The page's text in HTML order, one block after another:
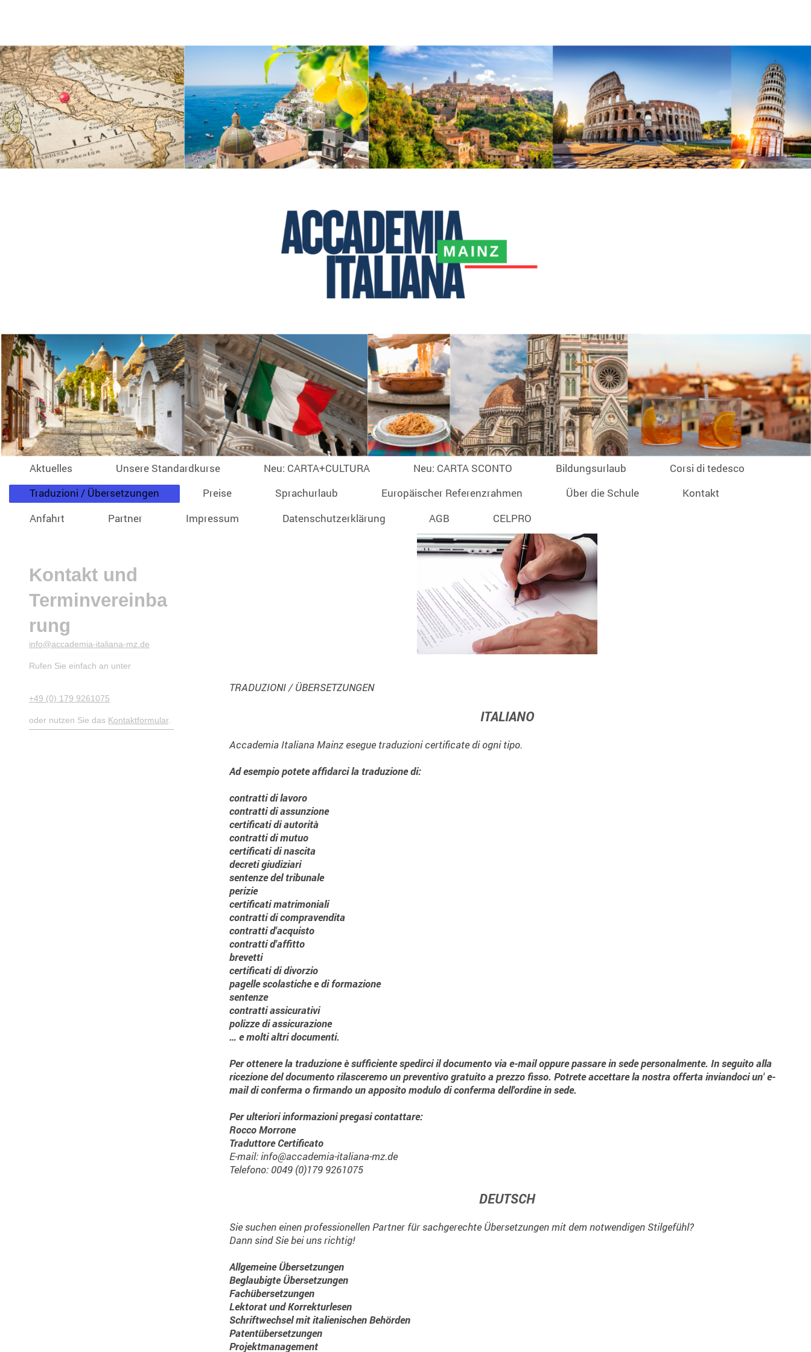
Aktuelles Unsere Standardkurse Neu: CARTA+CULTURA Neu: CARTA SCONTO Bildungsurlaub
Corsi di tedesco
Traduzioni / Übersetzungen
Preise Sprachurlaub Europäischer Referenzrahmen Über die Schule
Kontakt
Anfahrt
Partner Impressum Datenschutzerklärung AGB CELPRO
TRADUZIONI / ÜBERSETZUNGEN
ITALIANO
Accademia Italiana Mainz esegue traduzioni certificate di ogni tipo.
Ad esempio potete affidarci la traduzione di:
contratti di lavoro
contratti di assunzione
certificati di autorità
contratti di mutuo
certificati di nascita
decreti giudiziari
sentenze del tribunale
perizie
certificati matrimoniali
contratti di compravendita
contratti d'acquisto
contratti d'affitto
brevetti
certificati di divorzio
pagelle scolastiche e di formazione
sentenze
contratti assicurativi
polizze di assicurazione
… e molti altri​documenti.
Per ottenere la traduzione è sufficiente spedirci il documento via e-mail oppure passare in sede personalmente. In seguito alla
ricezione del documento rilasceremo un preventivo gratuito a prezzo fisso. Potrete accettare la nostra offerta inviandoci un' e-
mail di conferma o firmando un apposito modulo di conferma dell'ordine in sede.
Per ulteriori informazioni pregasi contattare:
Rocco Morrone
Traduttore Certificato
E-mail: info@accademia-italiana-mz.de
Telefono: 0049 (0)179 9261075
DEUTSCH
Sie suchen einen professionellen Partner für sachgerechte Übersetzungen mit dem notwendigen Stilgefühl?
Dann sind Sie bei uns richtig!
Allgemeine Übersetzungen
Beglaubigte Übersetzungen
Fachübersetzungen
Lektorat und Korrekturlesen
Schriftwechsel mit italienischen Behörden
Patentübersetzungen
Projektmanagement
Kontakt und
Terminvereinba
rung
info@accademia-italiana-mz.de
Rufen Sie einfach an unter
+49 (0) 179 9261075
oder nutzen Sie das Kontaktformular.